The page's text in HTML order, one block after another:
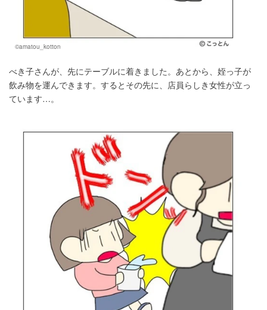
©amatou_kotton
べき子さんが、先にテーブルに着きました。あとから、姪っ子が
飲み物を運んできます。するとその先に、店員らしき女性が立っ
ています…。